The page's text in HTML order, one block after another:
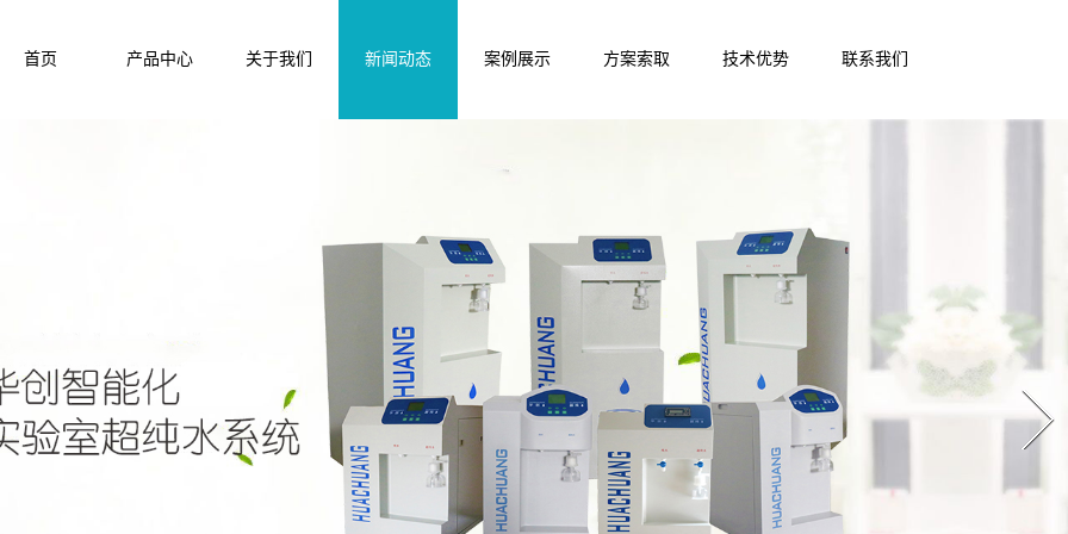
首页 产品中心 关于我们 新闻动态 案例展示 方案索取 技术优势 联系我们